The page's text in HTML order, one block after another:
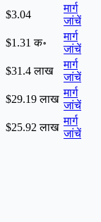
$3.04
मार्ग
जांचें
$1.31 क॰
मार्ग
जांचें
$31.4 लाख
मार्ग
जांचें
$29.19 लाख
मार्ग
जांचें
$25.92 लाख
मार्ग
जांचें